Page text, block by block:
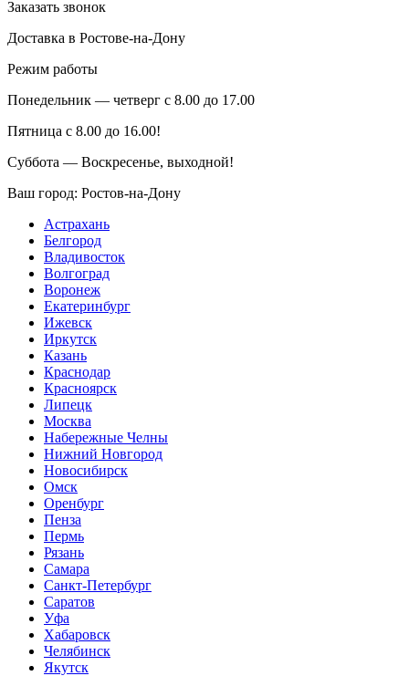
Заказать звонок
Доставка в Ростове-на-Дону
Режим работы
Понедельник — четверг с 8.00 до 17.00
Пятница с 8.00 до 16.00!
Суббота — Воскресенье, выходной!
Ваш город: Ростов-на-Дону
Астрахань
Белгород
Владивосток
Волгоград
Воронеж
Екатеринбург
Ижевск
Иркутск
Казань
Краснодар
Красноярск
Липецк
Москва
Набережные Челны
Нижний Новгород
Новосибирск
Омск
Оренбург
Пенза
Пермь
Рязань
Самара
Санкт-Петербург
Саратов
Уфа
Хабаровск
Челябинск
Якутск